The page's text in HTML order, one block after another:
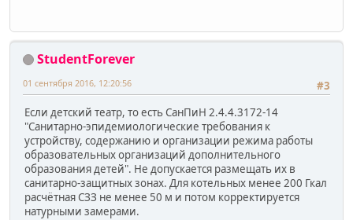
StudentForever
#3
01 сентября 2016, 12:20:56
Если детский театр, то есть СанПиН 2.4.4.3172-14
"Санитарно-эпидемиологические требования к
устройству, содержанию и организации режима работы
образовательных организаций дополнительного
образования детей". Не допускается размещать их в
санитарно-защитных зонах. Для котельных менее 200 Гкал
расчётная СЗЗ не менее 50 м и потом корректируется
натурными замерами.